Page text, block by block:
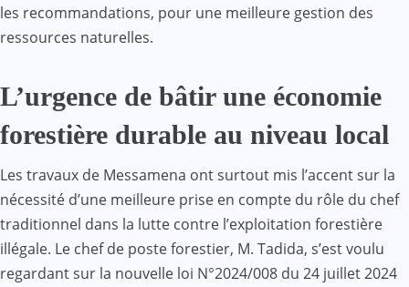
les recommandations, pour une meilleure gestion des
ressources naturelles.
L’urgence de bâtir une économie
forestière durable au niveau local
Les travaux de Messamena ont surtout mis l’accent sur la
nécessité d’une meilleure prise en compte du rôle du chef
traditionnel dans la lutte contre l’exploitation forestière
illégale. Le chef de poste forestier, M. Tadida, s’est voulu
regardant sur la nouvelle loi N°2024/008 du 24 juillet 2024